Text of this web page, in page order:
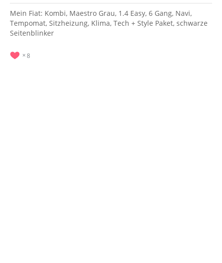
Mein Fiat: Kombi, Maestro Grau, 1.4 Easy, 6 Gang, Navi,
Tempomat, Sitzheizung, Klima, Tech + Style Paket, schwarze
Seitenblinker
8